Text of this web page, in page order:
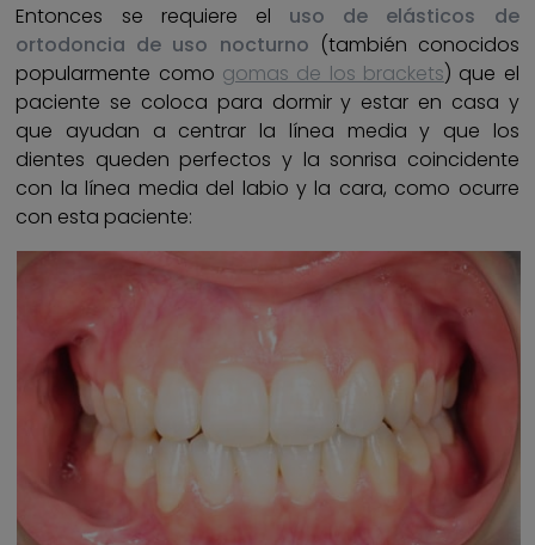
Entonces se requiere el uso de elásticos de
ortodoncia de uso nocturno (también conocidos
popularmente como gomas de los brackets) que el
paciente se coloca para dormir y estar en casa y
que ayudan a centrar la línea media y que los
dientes queden perfectos y la sonrisa coincidente
con la línea media del labio y la cara, como ocurre
con esta paciente: